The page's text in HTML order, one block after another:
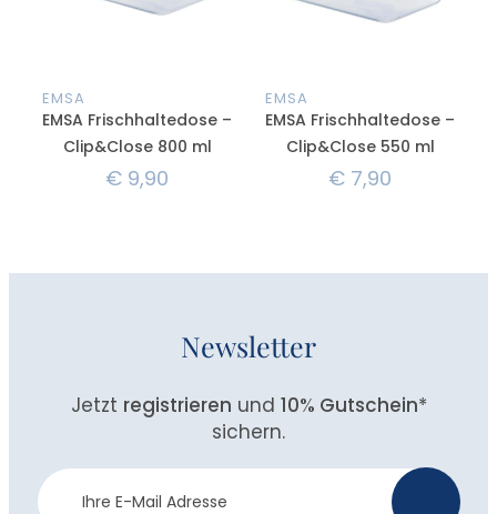
EMSA
EMSA Frischhaltedose –
Clip&Close 800 ml
€ 9,90
EMSA
EMSA Frischhaltedose –
Clip&Close 550 ml
€ 7,90
Newsletter
Jetzt registrieren und 10% Gutschein*
sichern.
Newsletter
Anmeldung